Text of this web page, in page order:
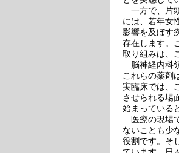
一方で、片
には、若年女
影響を及ぼす
存在します。
取り組みは、
脳神経内科
これらの薬剤
実臨床では、
させられる場
始まっている
医療の現場
ないことも少
役割です。そ